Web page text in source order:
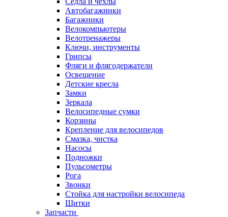
Автобагажники
Багажники
Велокомпьютеры
Велотренажеры
Ключи, инструменты
Грипсы
Фляги и флягодержатели
Освещение
Детские кресла
Замки
Зеркала
Велосипедные сумки
Корзины
Крепление для велосипедов
Смазка, чистка
Насосы
Подножки
Пульсометры
Рога
Звонки
Стойка для настройки велосипеда
Щитки
Запчасти